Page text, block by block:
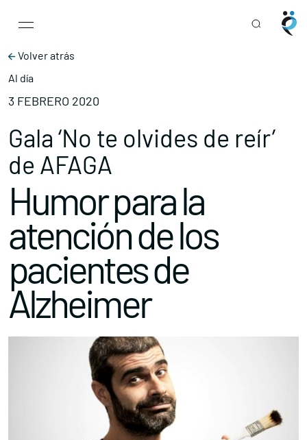
Main Navigation
Volver atrás
Al día
3 FEBRERO 2020
Gala ‘No te olvides de reír’
de AFAGA
Humor para la
atención de los
pacientes de
Alzheimer